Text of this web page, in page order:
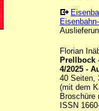
Florian
Prellbock
4/2025 -
40 Seiten,
(mit dem
Broschüre
ISSN